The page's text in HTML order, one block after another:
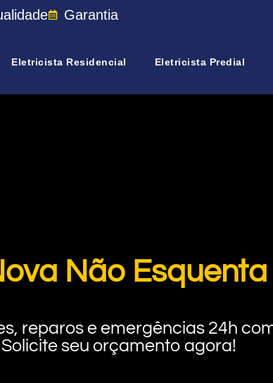
Garantia
Eletricista Residencial Eletricista Predial
Não
reparos e emergências 24h
seu orçamento agora!